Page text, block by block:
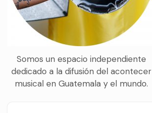
Somos un espacio independiente
dedicado a la difusión del acontecer
musical en Guatemala y el mundo.